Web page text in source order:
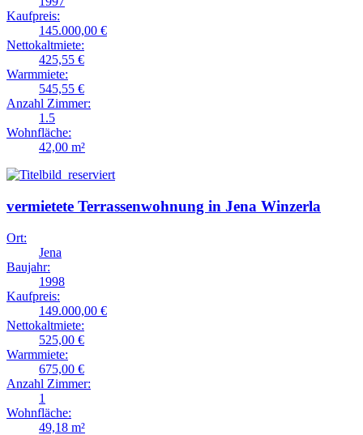
Kaufpreis:
145.000,00 €
Nettokaltmiete:
425,55 €
Warmmiete:
545,55 €
Anzahl Zimmer:
1.5
Wohnfläche:
42,00 m²
vermietete Terrassenwohnung in Jena Winzerla
Ort:
Jena
Baujahr:
1998
Kaufpreis:
149.000,00 €
Nettokaltmiete:
525,00 €
Warmmiete:
675,00 €
Anzahl Zimmer:
1
Wohnfläche:
49,18 m²